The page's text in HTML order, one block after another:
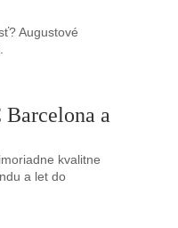
Augustové
a
kvalitne
a let do